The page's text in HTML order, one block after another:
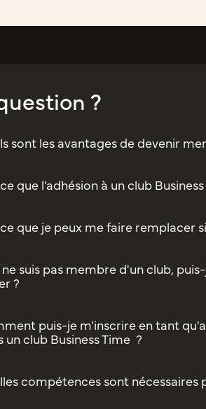
?
sont les avantages de devenir
que l'adhésion à un club
que je peux me faire remplacer
ne suis pas membre d'un club,
?
puis-je m'inscrire en tant
un club Business Time ?
compétences sont